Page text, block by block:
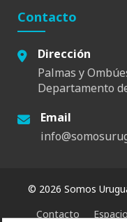
Contacto
Dirección
Palmas y
Departamento
Email
© 2026 Somos
Contacto
Espacio